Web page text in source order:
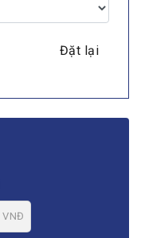
Đặt lại
VNĐ